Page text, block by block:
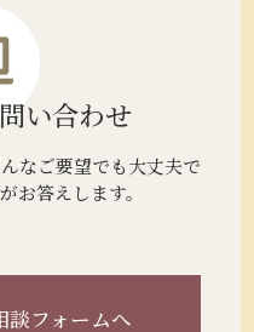
い合わせ
なご要望でも大丈夫で
お答えします。
談フォームへ